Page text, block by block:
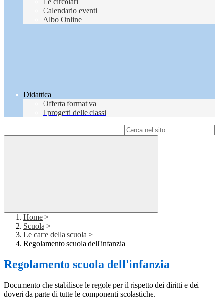
Le circolari
Calendario eventi
Albo Online
Didattica
Offerta formativa
I progetti delle classi
Home >
Scuola >
Le carte della scuola >
Regolamento scuola dell'infanzia
Regolamento scuola dell'infanzia
Documento che stabilisce le regole per il rispetto dei diritti e dei
doveri da parte di tutte le componenti scolastiche.